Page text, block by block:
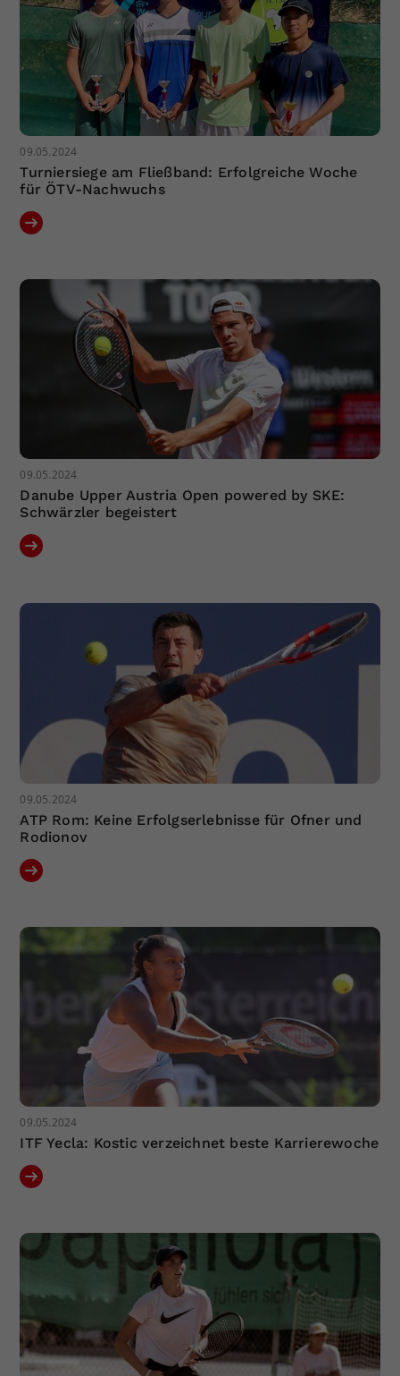
09.05.2024
Turniersiege am Fließband: Erfolgreiche Woche
für ÖTV-Nachwuchs
09.05.2024
Danube Upper Austria Open powered by SKE:
Schwärzler begeistert
09.05.2024
ATP Rom: Keine Erfolgserlebnisse für Ofner und
Rodionov
09.05.2024
ITF Yecla: Kostic verzeichnet beste Karrierewoche